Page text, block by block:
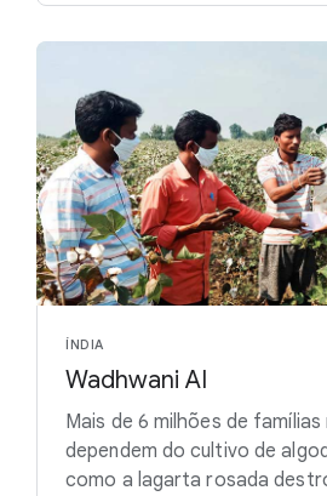
ÍNDIA
Wadhwani AI
Mais de 6 milhões de famílias
dependem do cultivo de
como a lagarta rosada